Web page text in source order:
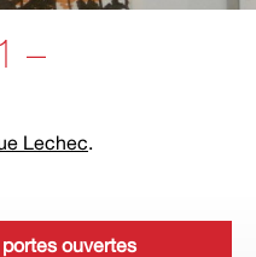
–
Lechec.
ouvertes